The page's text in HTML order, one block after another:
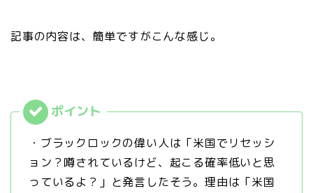
記事の内容は、簡単ですがこんな感じ。
・ブラックロックの偉い人は「米国でリセッシ
ョン？噂されているけど、起こる確率低いと思
っているよ？」と発言したそう。理由は「米国